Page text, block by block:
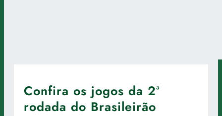
Confira os jogos da 2ª
rodada do Brasileirão